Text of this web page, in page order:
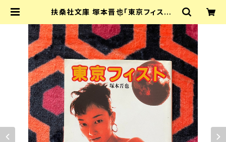
扶桑社文庫 塚本晋也「東京フィスト」